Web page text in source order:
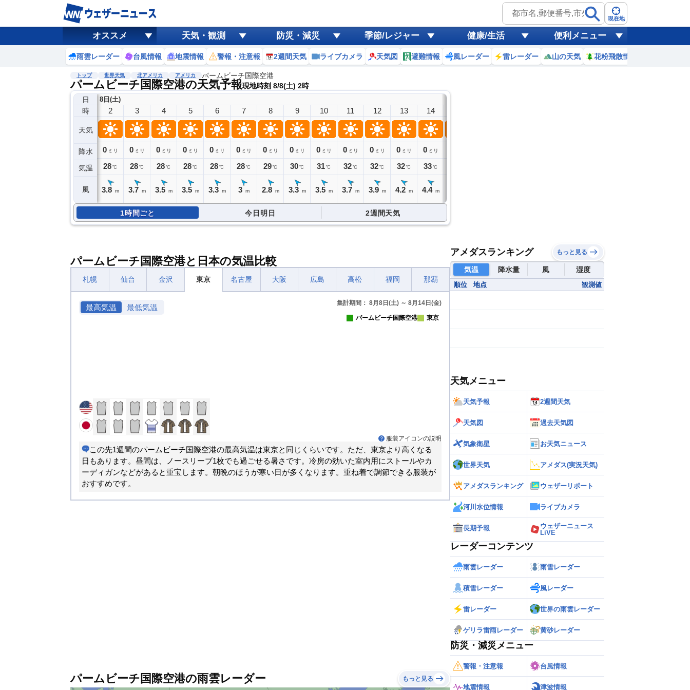
現在地
オススメ 天気・観測 防災・減災 季節/レジャー 健康/生活 便利メニュー
雨雲レーダー 台風情報 地震情報 警報・注意報 2週間天気 ライブカメラ 天気図 避難情報 風レーダー 雷レーダー 山の天気 花粉飛散情報
トップ 世界天気 北アメリカ アメリカ パームビーチ国際空港
パームビーチ国際空港の天気予報現地時刻 8/8(土) 2時
日
時
天気
降水
気温
風
8日(土)
2
0 ミリ
28℃
3.8 m
3
0 ミリ
28℃
3.7 m
4
0 ミリ
28℃
3.5 m
5
0 ミリ
28℃
3.5 m
6
0 ミリ
28℃
3.3 m
7
0 ミリ
28℃
3 m
8
0 ミリ
29℃
2.8 m
9
0 ミリ
30℃
3.3 m
10
0 ミリ
31℃
3.5 m
11
0 ミリ
32℃
3.7 m
12
0 ミリ
32℃
3.9 m
13
0 ミリ
32℃
4.2 m
14
0 ミリ
33℃
4.4 m
1時間ごと 今日明日 2週間天気
パームビーチ国際空港と日本の気温比較
札幌 仙台 金沢 東京 名古屋 大阪 広島 高松 福岡 那覇
最高気温 最低気温
集計期間： 8月8日(土) ～ 8月14日(金)
パームビーチ国際空港 東京
服装アイコンの説明
この先1週間のパームビーチ国際空港の最高気温は東京と同じくらいです。ただ、東京より高くなる
日もあります。昼間は、ノースリーブ1枚でも過ごせる暑さです。冷房の効いた室内用にストールやカ
ーディガンなどがあると重宝します。朝晩のほうが寒い日が多くなります。重ね着で調節できる服装が
おすすめです。
パームビーチ国際空港の雨雲レーダー もっと見る
アメダスランキング もっと見る
気温 降水量 風 湿度
順位 地点 観測値
天気メニュー
天気予報 2週間天気
天気図 過去天気図
気象衛星 お天気ニュース
世界天気 アメダス(実況天気)
アメダスランキング ウェザーリポート
河川水位情報 ライブカメラ
長期予報
ウェザーニュース
LiVE
レーダーコンテンツ
雨雲レーダー 雨雪レーダー
積雪レーダー 風レーダー
雷レーダー 世界の雨雲レーダー
ゲリラ雷雨レーダー 黄砂レーダー
防災・減災メニュー
警報・注意報 台風情報
地震情報 津波情報